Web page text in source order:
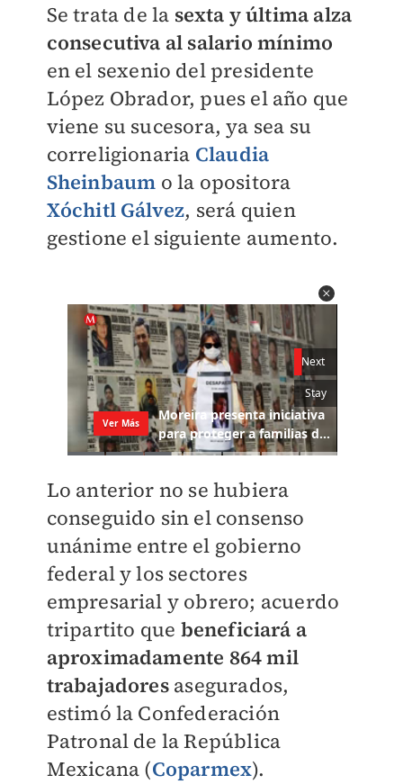
Se trata de la sexta y última alza
consecutiva al salario mínimo
en el sexenio del presidente
López Obrador, pues el año que
viene su sucesora, ya sea su
correligionaria Claudia
Sheinbaum o la opositora
Xóchitl Gálvez, será quien
gestione el siguiente aumento.
Lo anterior no se hubiera
conseguido sin el consenso
unánime entre el gobierno
federal y los sectores
empresarial y obrero; acuerdo
tripartito que beneficiará a
aproximadamente 864 mil
trabajadoresasegurados,
estimó la Confederación
Patronal de la República
Mexicana (Coparmex).